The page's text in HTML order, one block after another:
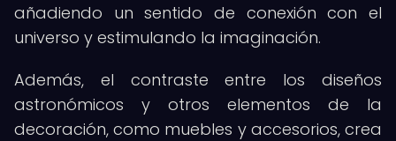
añadiendo un sentido de conexión con el
universo y estimulando la imaginación.
Además, el contraste entre los diseños
astronómicos y otros elementos de la
decoración, como muebles y accesorios, crea